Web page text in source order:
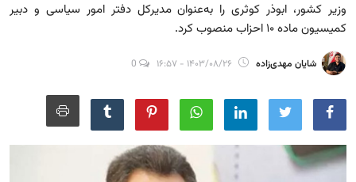
گزارش
تحلیل
سیاست
جامعه
مجله
وزیر کشور، ابوذر کوثری را به‌عنوان مدیرکل دفتر امور سیاسی و دبیر
کمیسیون ماده ۱۰ احزاب منصوب کرد.
شایان مهدی‌زاده ۱۴۰۳/۰۸/۲۶ - ۱۶:۵۷